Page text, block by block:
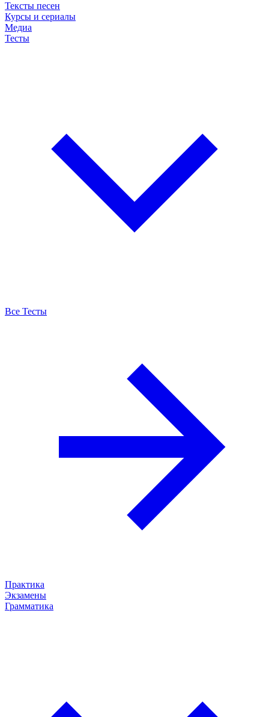
Тексты песен
Курсы и сериалы
Медиа
Тесты
Все Тесты
Практика
Экзамены
Грамматика